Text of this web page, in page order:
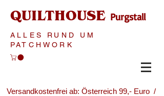
QUILTHOUSE Purgstall
ALLES RUND UM
PATCHWORK
Versandkostenfrei ab: Österreich 99,- Euro /